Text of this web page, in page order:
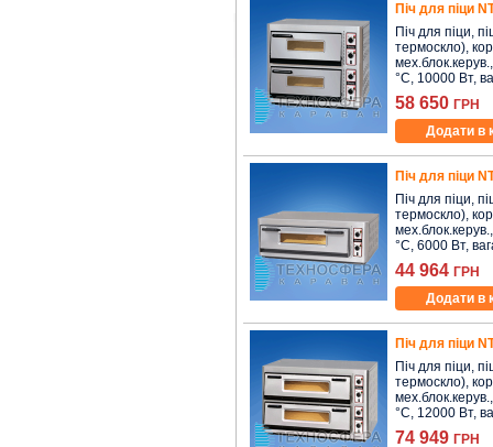
Піч для піци
Піч для піци,
термоскло),
°C, 10000 Вт,
58 650 ГРН
Додати в
Піч для піци
Піч для піци,
термоскло),
°C, 6000 Вт,
44 964 ГРН
Додати в
Піч для піци
Піч для піци,
термоскло),
°C, 12000 Вт,
74 949 ГРН